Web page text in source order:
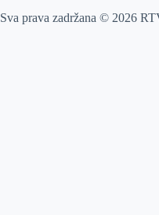
Sva prava zadržana © 2026